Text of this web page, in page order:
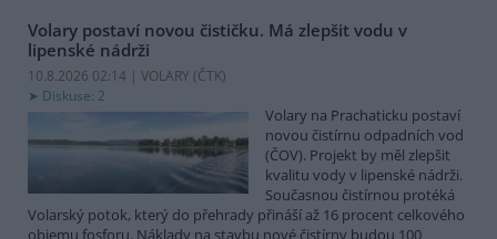
Volary postaví novou čističku. Má zlepšit vodu v
lipenské nádrži
10.8.2026 02:14 | VOLARY (ČTK)
Diskuse: 2
Volary na Prachaticku postaví
novou čistírnu odpadních vod
(ČOV). Projekt by měl zlepšit
kvalitu vody v lipenské nádrži.
Současnou čistírnou protéká
Volarský potok, který do přehrady přináší až 16 procent celkového
objemu fosforu. Náklady na stavbu nové čistírny budou 100